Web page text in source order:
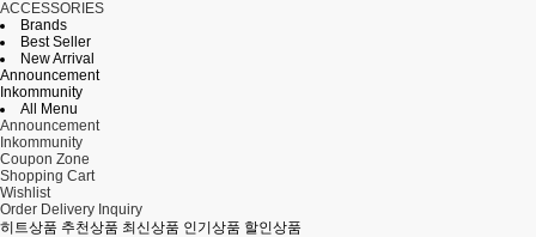
ACCESSORIES
Brands
Best Seller
New Arrival
Announcement
Inkommunity
All Menu
Announcement
Inkommunity
Coupon Zone
Shopping Cart
Wishlist
Order Delivery Inquiry
히트상품 추천상품 최신상품 인기상품 할인상품